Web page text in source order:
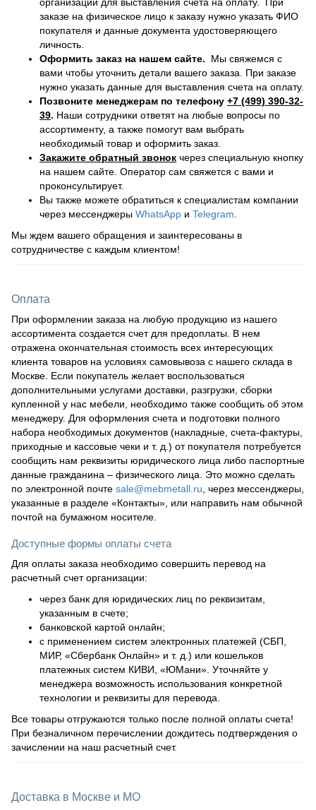
заказе на физическое лицо к заказу нужно указать ФИО
покупателя и данные документа удостоверяющего
личность.
Оформить заказ на нашем сайте. Мы свяжемся с
вами чтобы уточнить детали вашего заказа. При заказе
нужно указать данные для выставления счета на оплату.
Позвоните менеджерам по телефону +7 (499) 390-32-
39. Наши сотрудники ответят на любые вопросы по
ассортименту, а также помогут вам выбрать
необходимый товар и оформить заказ.
Закажите обратный звонок через специальную кнопку
на нашем сайте. Оператор сам свяжется с вами и
проконсультирует.
Вы также можете обратиться к специалистам компании
через мессенджеры WhatsApp и Telegram
Мы ждем вашего обращения и заинтересованы в
сотрудничестве с каждым клиентом!
Оплата
При оформлении заказа на любую продукцию из нашего
ассортимента создается счет для предоплаты. В нем
отражена окончательная стоимость всех интересующих
клиента товаров на условиях самовывоза с нашего склада в
Москве. Если покупатель желает воспользоваться
дополнительными услугами доставки, разгрузки, сборки
купленной у нас мебели, необходимо также сообщить об этом
менеджеру. Для оформления счета и подготовки полного
набора необходимых документов (накладные, счета-фактуры,
приходные и кассовые чеки и т. д.) от покупателя потребуется
сообщить нам реквизиты юридического лица либо паспортные
данные гражданина – физического лица. Это можно сделать
по электронной почте sale@mebmetall.ru , через мессенджеры,
указанные в разделе «Контакты», или направить нам обычной
почтой на бумажном носителе.
Доступные формы оплаты счета
Для оплаты заказа необходимо совершить перевод на
расчетный счет организации:
через банк для юридических лиц по реквизитам,
указанным в счете;
банковской картой онлайн;
с применением систем электронных платежей (СБП,
МИР, «Сбербанк Онлайн» и т. д.) или кошельков
платежных систем КИВИ, «ЮМани». Уточняйте у
менеджера возможность использования конкретной
технологии и реквизиты для перевода.
Все товары отгружаются только после полной оплаты счета!
При безналичном перечислении дождитесь подтверждения о
зачислении на наш расчетный счет.
Доставка в Москве и МО